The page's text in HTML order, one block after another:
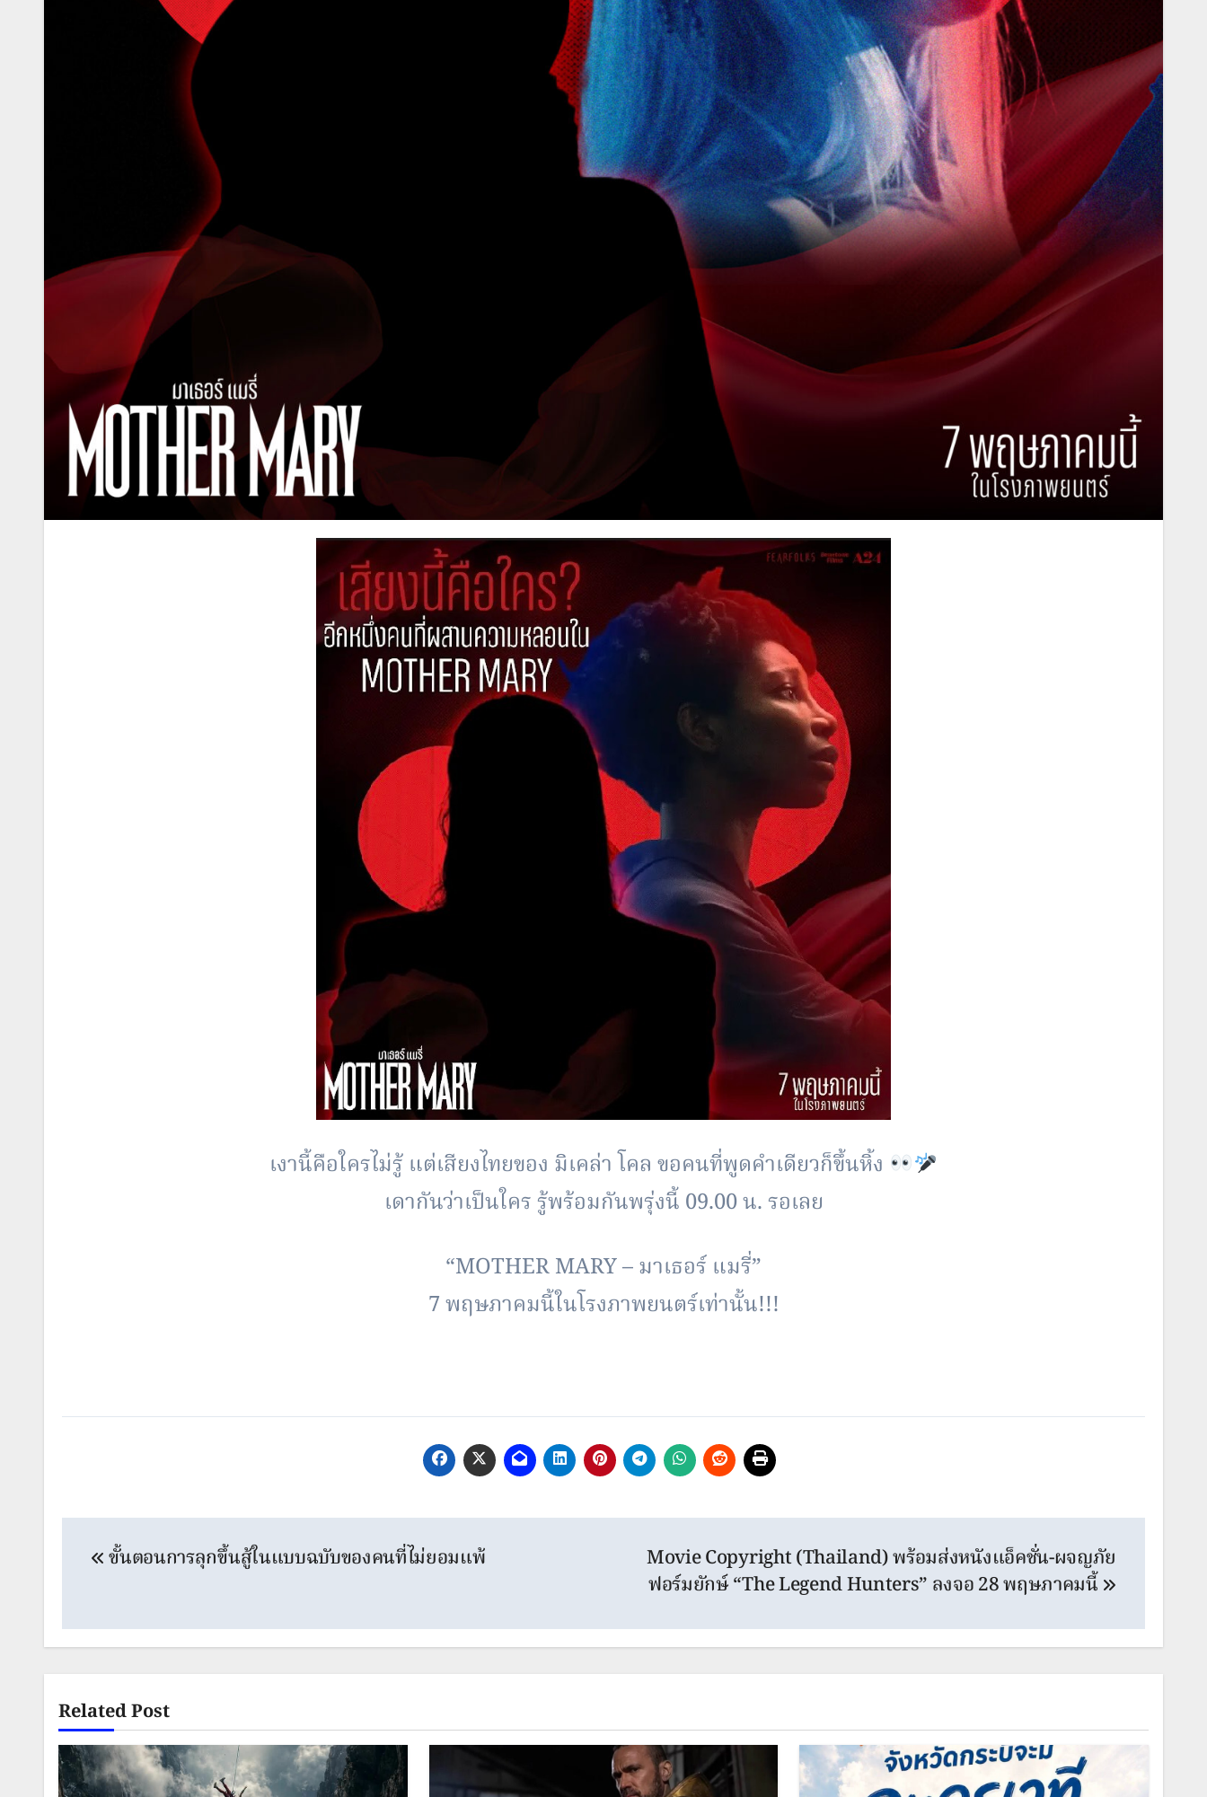
เงานี้คือใครไม่รู้ แต่เสียงไทยของ มิเคล่า โคล ขอคนที่พูดคำเดียวก็ขึ้นหิ้ง
เดากันว่าเป็นใคร รู้พร้อมกันพรุ่งนี้ 09.00 น. รอเลย
“MOTHER MARY – มาเธอร์ แมรี่”
7 พฤษภาคมนี้ในโรงภาพยนตร์เท่านั้น!!!
Post
navigation
ขั้นตอนการลุกขึ้นสู้ในแบบฉบับของคนที่ไม่ยอมแพ้
Movie Copyright (Thailand) พร้อมส่งหนังแอ็คชั่น-ผจญภัย
ฟอร์มยักษ์ “The Legend Hunters” ลงจอ 28 พฤษภาคมนี้
Related Post